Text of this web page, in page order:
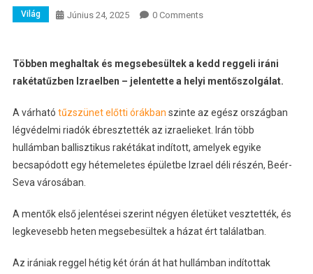
Világ Június 24, 2025 0 Comments
Többen meghaltak és megsebesültek a kedd reggeli iráni
rakétatűzben Izraelben – jelentette a helyi mentőszolgálat.
A várható tűzszünet előtti órákban szinte az egész országban
légvédelmi riadók ébresztették az izraelieket. Irán több
hullámban ballisztikus rakétákat indított, amelyek egyike
becsapódott egy hétemeletes épületbe Izrael déli részén, Beér-
Seva városában.
A mentők első jelentései szerint négyen életüket vesztették, és
legkevesebb heten megsebesültek a házat ért találatban.
Az irániak reggel hétig két órán át hat hullámban indítottak